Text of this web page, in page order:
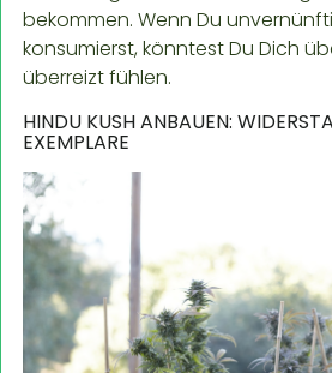
bekommen. Wenn Du
konsumierst, könntest Du Dich
überreizt fühlen.
HINDU KUSH ANBAUEN:
EXEMPLARE